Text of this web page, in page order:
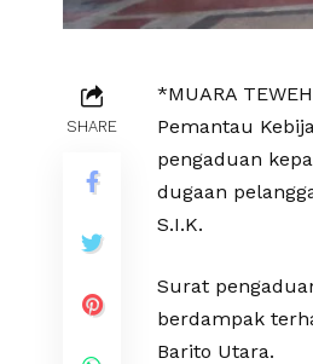
SHARE
*MUARA
Pemantau
pengaduan
dugaan
S.I.K.
Surat
berdampak
Barito Utara.